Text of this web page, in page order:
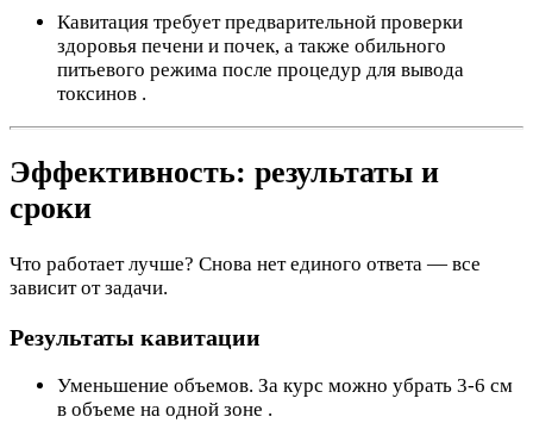
Кавитация требует предварительной проверки
здоровья печени и почек, а также обильного
питьевого режима после процедур для вывода
токсинов .
Эффективность: результаты и
сроки
Что работает лучше? Снова нет единого ответа — все
зависит от задачи.
Результаты кавитации
Уменьшение объемов. За курс можно убрать 3-6 см
в объеме на одной зоне .